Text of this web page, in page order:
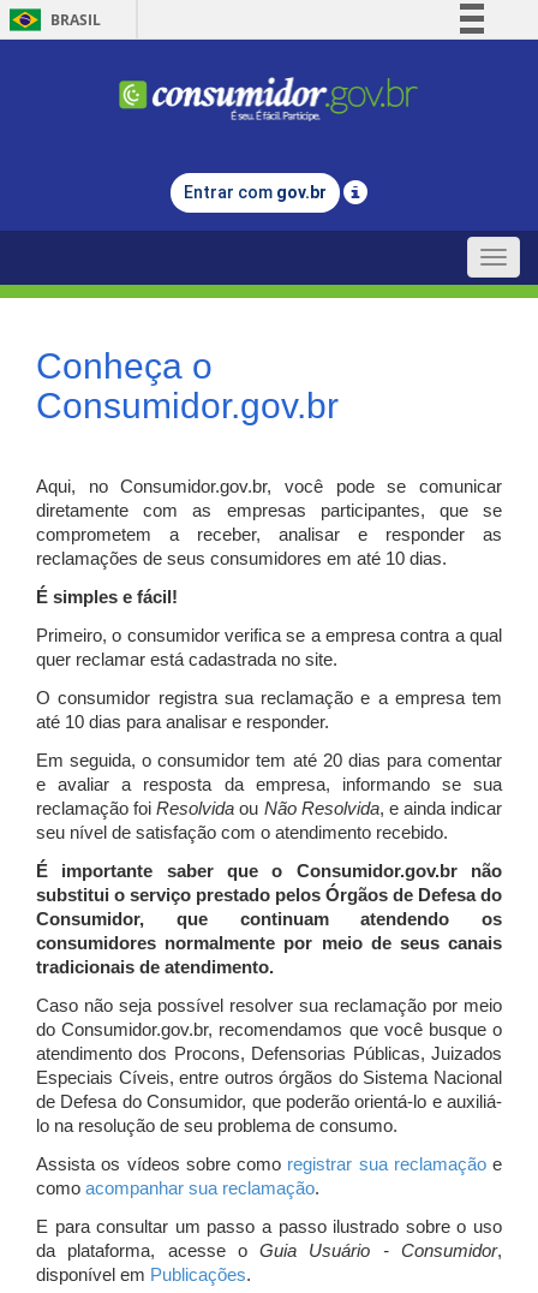
BRASIL
Comunica BR
Legislação
Entrar com gov.br
Toggle
Conheça o
Consumidor.gov.br
Aqui, no Consumidor.gov.br, você pode se comunicar
diretamente com as empresas participantes, que se
comprometem a receber, analisar e responder as
reclamações de seus consumidores em até 10 dias.
É simples e fácil!
Primeiro, o consumidor verifica se a empresa contra a qual
quer reclamar está cadastrada no site.
O consumidor registra sua reclamação e a empresa tem
até 10 dias para analisar e responder.
Em seguida, o consumidor tem até 20 dias para comentar
e avaliar a resposta da empresa, informando se sua
reclamação foiResolvida ou Não Resolvida, e ainda indicar
seu nível de satisfação com o atendimento recebido.
É importante saber que o Consumidor.gov.br não
substitui o serviço prestado pelos Órgãos de Defesa do
Consumidor, que continuam atendendo os
consumidores normalmente por meio de seus canais
tradicionais de atendimento.
Caso não seja possível resolver sua reclamação por meio
do Consumidor.gov.br, recomendamos que você busque o
atendimento dos Procons, Defensorias Públicas, Juizados
Especiais Cíveis, entre outros órgãos do Sistema Nacional
de Defesa do Consumidor, que poderão orientá-lo e auxiliá-
lo na resolução de seu problema de consumo.
Assista os vídeos sobre como registrar sua reclamaçãoe
como acompanhar sua reclamação.
E para consultar um passo a passo ilustrado sobre o uso
da plataforma, acesse oGuia Usuário - Consumidor,
disponível em Publicações.